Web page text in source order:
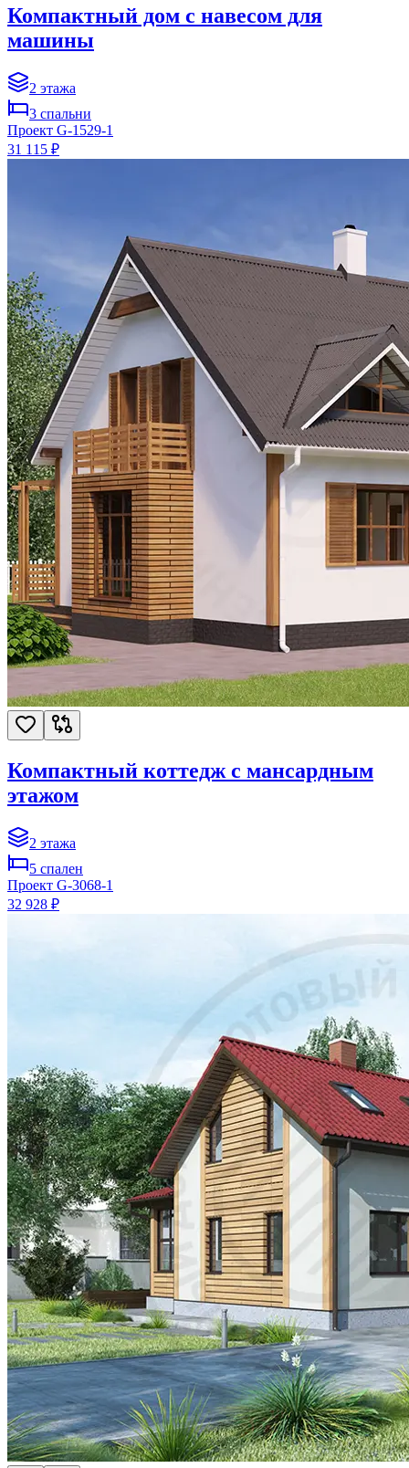
Компактный дом с навесом для
машины
2 этажа
3 спальни
Проект G-1529-1
31 115 ₽
Компактный коттедж с мансардным
этажом
2 этажа
5 спален
Проект G-3068-1
32 928 ₽